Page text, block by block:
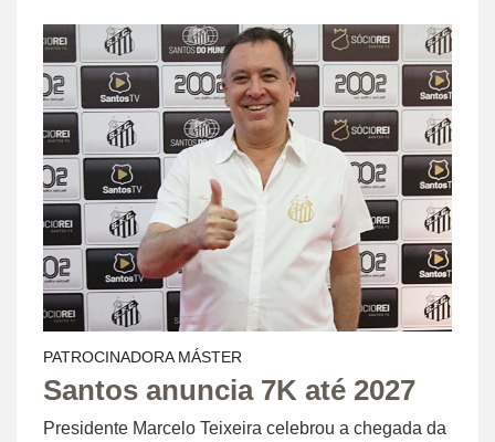
PATROCINADORA MÁSTER
Santos anuncia 7K até 2027
Presidente Marcelo Teixeira celebrou a chegada da